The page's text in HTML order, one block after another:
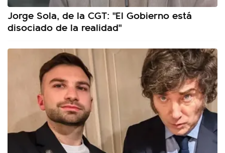
Jorge Sola, de la CGT: "El Gobierno está
disociado de la realidad"